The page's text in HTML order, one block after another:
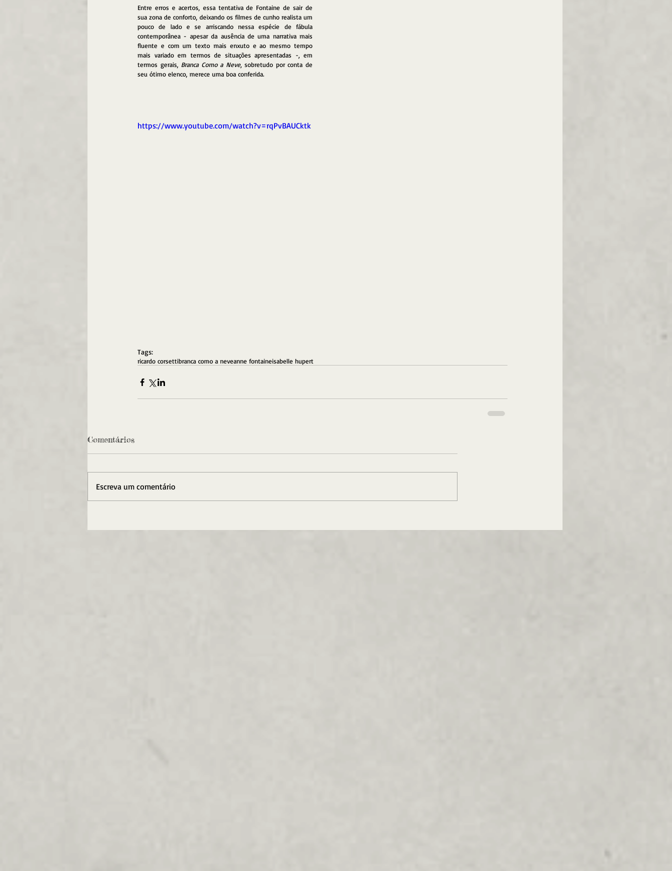
Entre erros e acertos, essa tentativa de Fontaine de sair de
sua zona de conforto, deixando os filmes de cunho realista um
pouco de lado e se arriscando nessa espécie de fábula
contemporânea - apesar da ausência de uma narrativa mais
fluente e com um texto mais enxuto e ao mesmo tempo
mais variado em termos de situações apresentadas -, em
termos gerais, Branca Como a Neve, sobretudo por conta de
seu ótimo elenco, merece uma boa conferida.
https://www.youtube.com/watch?v=rqPvBAUCktk
Tags:
ricardo corsettibranca como a neveanne fontaineisabelle hupert
Comentários
Escreva um comentário